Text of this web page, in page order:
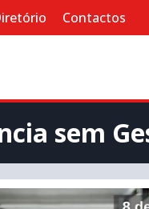
Contactos
sem